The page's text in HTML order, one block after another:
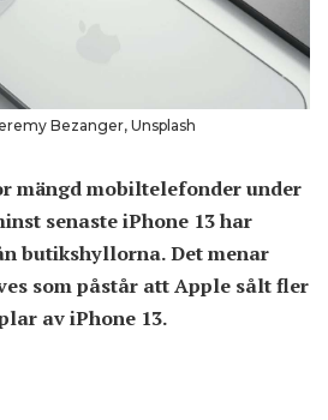
Bezanger, Unsplash
mängd mobiltelefonder under
senaste iPhone 13 har
butikshyllorna. Det menar
som påstår att Apple sålt fler
av iPhone 13.